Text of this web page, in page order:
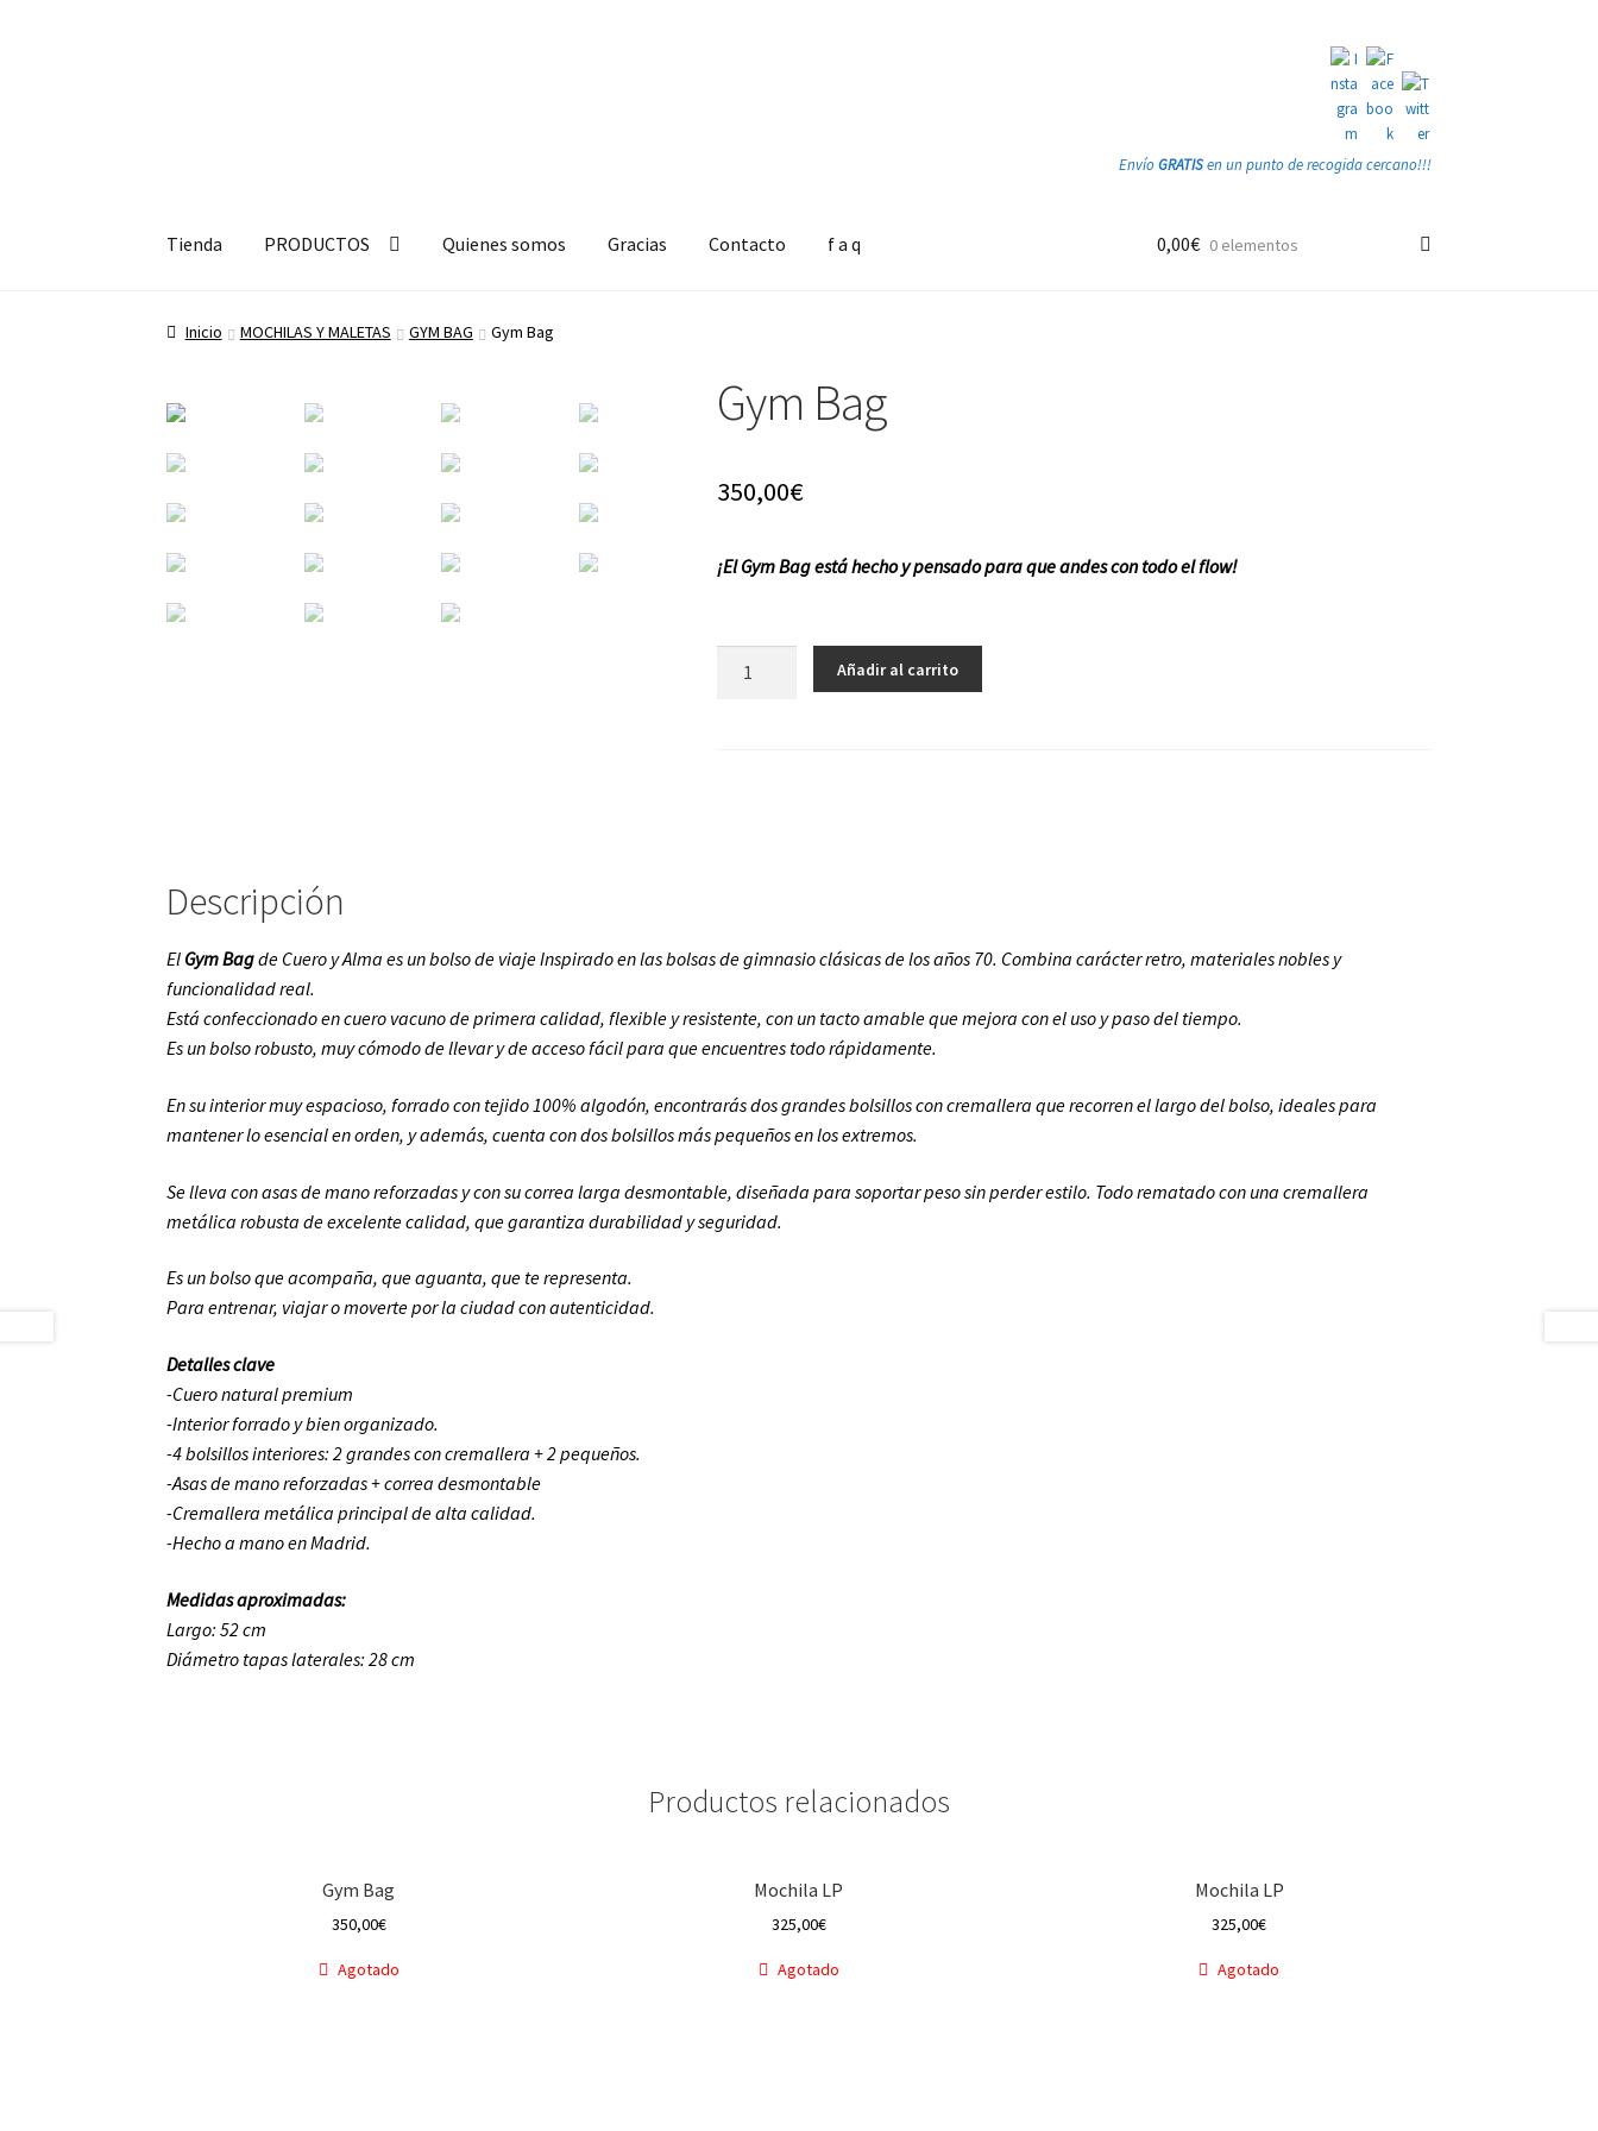
EnvíoGRATISen un punto de recogida cercano!!!
a
a
Tienda PRODUCTOS Quienes somos Gracias Contacto f a q 0,00€ 0 elementos
Inicio MOCHILAS Y MALETAS GYM BAG Gym Bag
Gym Bag
350,00€
¡El Gym Bag está hecho y pensado para que andes con todo el flow!
Añadir al carrito
Descripción
El Gym Bagde Cuero y Alma es un bolso de viaje Inspirado en las bolsas de gimnasio clásicas de los años 70. Combina carácter retro, materiales nobles y
funcionalidad real.
Está confeccionado en cuero vacuno de primera calidad, flexible y resistente, con un tacto amable que mejora con el uso y paso del tiempo.
Es un bolso robusto, muy cómodo de llevar y de acceso fácil para que encuentres todo rápidamente.
En su interior muy espacioso, forrado con tejido 100% algodón, encontrarás dos grandes bolsillos con cremallera que recorren el largo del bolso, ideales para
mantener lo esencial en orden, y además, cuenta con dos bolsillos más pequeños en los extremos.
Se lleva con asas de mano reforzadas y con su correa larga desmontable, diseñada para soportar peso sin perder estilo. Todo rematado con una cremallera
metálica robusta de excelente calidad, que garantiza durabilidad y seguridad.
Es un bolso que acompaña, que aguanta, que te representa.
Para entrenar, viajar o moverte por la ciudad con autenticidad.
Detalles clave
-Cuero natural premium
-Interior forrado y bien organizado.
-4 bolsillos interiores: 2 grandes con cremallera + 2 pequeños.
-Asas de mano reforzadas + correa desmontable
-Cremallera metálica principal de alta calidad.
-Hecho a mano en Madrid.
Medidas aproximadas:
Largo: 52 cm
Diámetro tapas laterales: 28 cm
Productos relacionados
Gym Bag
350,00€
Agotado
Mochila LP
325,00€
Agotado
Mochila LP
325,00€
Agotado